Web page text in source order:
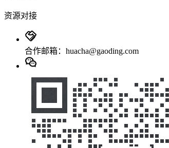
资源对接
合作邮箱：huacha@gaoding.com